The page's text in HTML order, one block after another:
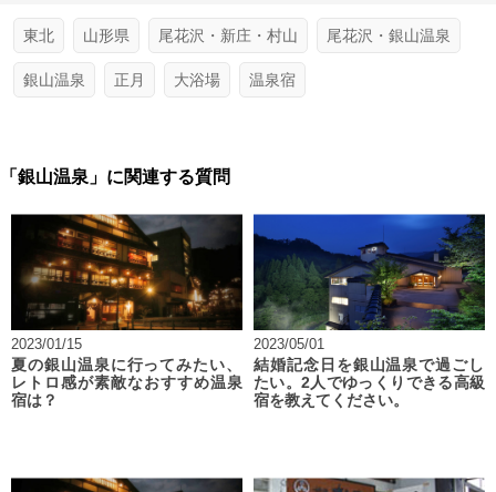
東北 山形県 尾花沢・新庄・村山 尾花沢・銀山温泉
銀山温泉 正月 大浴場 温泉宿
「銀山温泉」に関連する質問
2023/01/15
夏の銀山温泉に行ってみたい、
レトロ感が素敵なおすすめ温泉
宿は？
2023/05/01
結婚記念日を銀山温泉で過ごし
たい。2人でゆっくりできる高級
宿を教えてください。